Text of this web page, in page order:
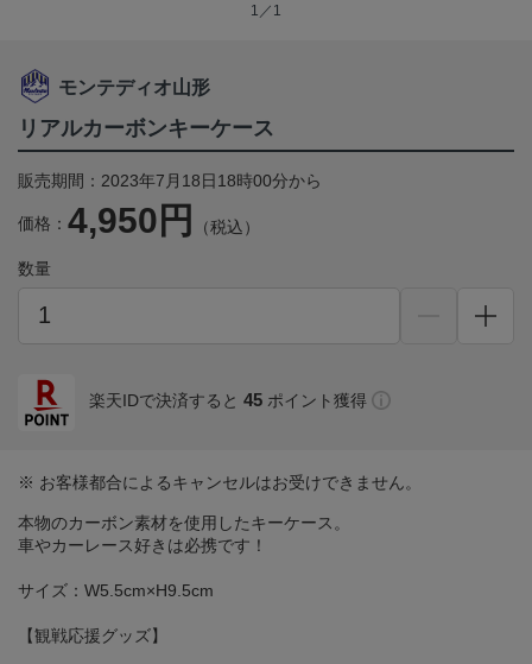
1／1
モンテディオ山形
リアルカーボンキーケース
販売期間：2023年7月18日18時00分から
価格： 4,950円 （税込）
数量
楽天IDで決済すると 45 ポイント獲得
※ お客様都合によるキャンセルはお受けできません。
本物のカーボン素材を使用したキーケース。
車やカーレース好きは必携です！
サイズ：W5.5cm×H9.5cm
【観戦応援グッズ】